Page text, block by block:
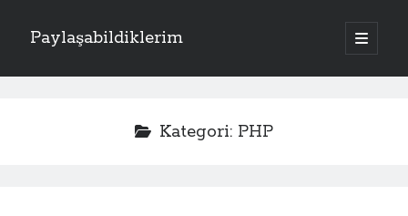
Paylaşabildiklerim
a
n
m
Y
Kategori: PHP